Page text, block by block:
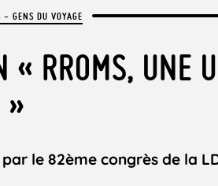
- GENS DU VOYAGE
« RROMS, UNE
»
le 82ème congrès de la